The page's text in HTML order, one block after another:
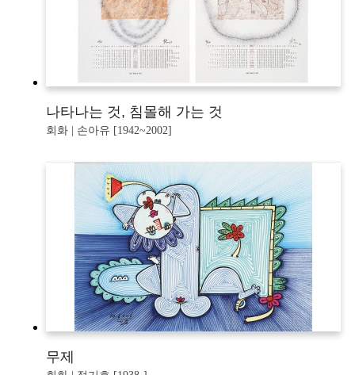
나타나는 것, 침몰해 가는 것
회화 | 손아유 [1942~2002]
무제